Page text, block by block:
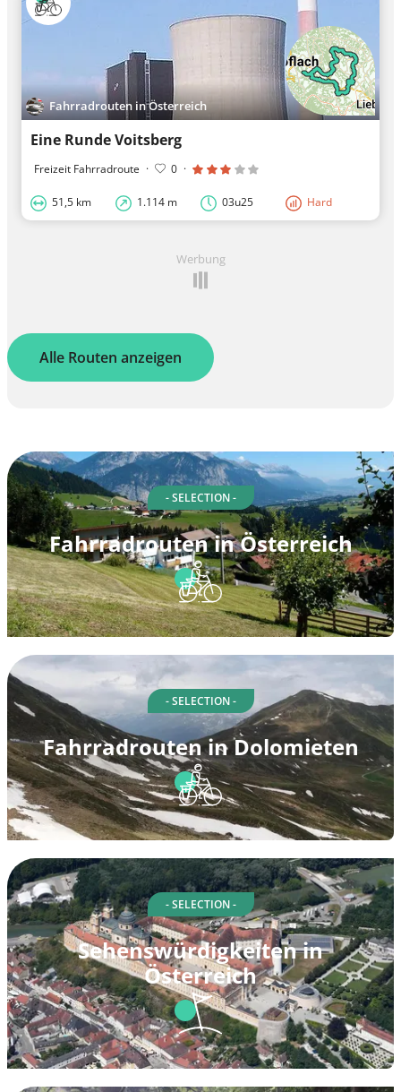
Fahrradrouten in Österreich
Eine Runde Voitsberg
Freizeit Fahrradroute · 0 ·
51,5 km 1.114 m 03u25 Hard
Werbung
Alle Routen anzeigen
- SELECTION -
Fahrradrouten in Österreich
- SELECTION -
Fahrradrouten in Dolomieten
- SELECTION -
Sehenswürdigkeiten in
Österreich